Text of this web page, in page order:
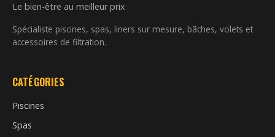
Le bien-être au meilleur prix
Spécialiste piscines, spas, liners sur mesure, bâches, volets et
accessoires de filtration.
CATÉGORIES
Piscines
Spas